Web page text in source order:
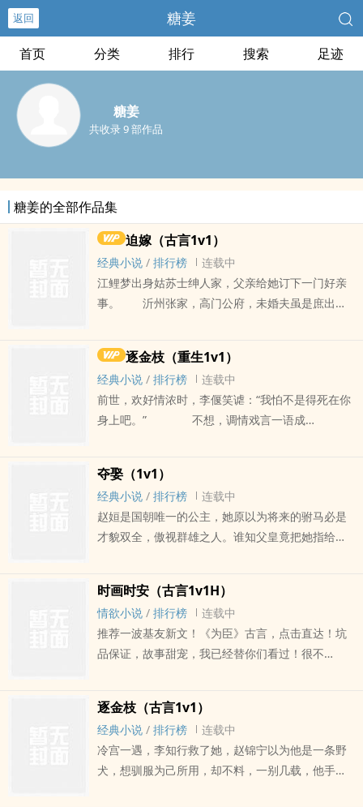
返回 糖姜
首页 分类 排行 搜索 足迹
糖姜
共收录 9 部作品
糖姜的全部作品集
迫嫁（古言1v1）
经典小说 / 排行榜
连载中
江鲤梦出身姑苏士绅人家，父亲给她订下一门好亲
事。 沂州张家，高门公府，未婚夫虽是庶出，
弟远投张家待嫁。谁知，意外撞见府上主母奸情，
险被未婚夫的弟弟——二表兄灭口。 二表
兄挟命相逼，她迫不得已用清白之躯同他在禅房中
苟合，以此保全。 一夜交缠，本以为化险
欢，甚至使诡计让大表兄退婚，迫她嫁他。 婚
后，她得知真相，决意逃离，在大表兄的帮助下隐
形埋名。 岂料，他追上门来，撕烂她的衣裳，
死死盯着隆起的小腹，恨声问：“谁??肏大了你的肚
子？”迫嫁文案2026.1.91v1 sc 双洁。日更，每满
逐金枝（重生1v1）
经典小说 / 排行榜
连载中
前世，欢好情浓时，李偃笑谑：“我怕不是得死在你
身上吧。” 不想，调情戏言一语成
上世一样，立军功，献虎符，释兵权，假戏真做娶
了她。 本意禁她在股掌，细细折磨，以报
锥心刺骨之仇。 岂料婚后某日，赵锦宁轻
捂小腹，温声低语：“好似有了……” 李
生，女主慢慢记起前世记忆，破镜重圆，双C。百猪
加更。
夺娶（1v1）
经典小说 / 排行榜
连载中
赵姮是国朝唯一的公主，她原以为将来的驸马必是
才貌双全，傲视群雄之人。谁知父皇竟把她指给了
誓要罗列出他的十大罪名，好呈到父皇面前名正言
顺地退婚。? ? 可当见面才知，未来驸马竟姿容美，
才华溢，世间少有。??? ? 她同他几经交锋，一朝竟
交上了床，交颈而眠，做实夫妻之实......? ? 事已至
胞“兄长”却指着她身边的准驸马怒骂:“崔昭，你李代
桃僵，鸠占鹊巢，简直禽兽不如，枉为人兄!”? ? 赵
姮惊骇，原来她试婚的对象不是驸马，而是驸马的
哥哥?? ? 甚至，自他上京那日，所有种种，皆在他
的算计之中!? ? 欺瞒至此，她愤不欲生，这位人兄仍
时画时安（古言1v1H）
情欲小说 / 排行榜
连载中
推荐一波基友新文！《为臣》古言，点击直达！坑
品保证，故事甜宠，我已经替你们看过！很不
曾放弃活着的希望。她低到烂泥里，烂的不能再烂
的时候，他将她托起，爱若珍宝。不对我被卖了，
我没有家了我娶你，我给你家，留在我身边好不
好？时画时安文案与2022.4.18微博@超级止咳糖姜
逐金枝（古言1v1）
经典小说 / 排行榜
连载中
冷宫一遇，李知行救了她，赵锦宁以为他是一条野
犬，想驯服为己所用，却不料，一别几载，他手握